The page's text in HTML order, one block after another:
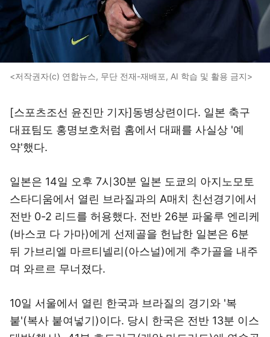
<저작권자(c) 연합뉴스, 무단 전재-재배포, AI 학습 및 활용 금지>
[스포츠조선 윤진만 기자]동병상련이다. 일본 축구
대표팀도 홍명보호처럼 홈에서 대패를 사실상 '예
약'했다.
일본은 14일 오후 7시30분 일본 도쿄의 아지노모토
스타디움에서 열린 브라질과의 A매치 친선경기에서
전반 0-2 리드를 허용했다. 전반 26분 파울루 엔리케
(바스코 다 가마)에게 선제골을 헌납한 일본은 6분
뒤 가브리엘 마르티넬리(아스널)에게 추가골을 내주
며 와르르 무너졌다.
10일 서울에서 열린 한국과 브라질의 경기와 '복
붙'(복사 붙여넣기)이다. 당시 한국은 전반 13분 이스